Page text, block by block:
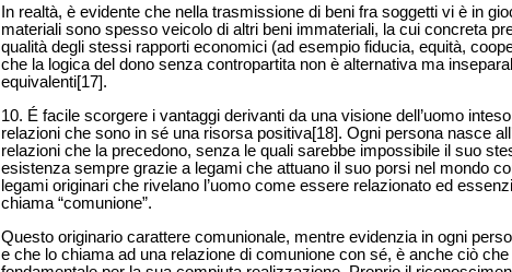
In realtà, è evidente che nella trasmissione di beni fra soggetti vi è in
materiali sono spesso veicolo di altri beni immateriali, la cui concreta
qualità degli stessi rapporti economici (ad esempio fiducia, equità,
che la logica del dono senza contropartita non è alternativa ma
equivalenti[17].
10. É facile scorgere i vantaggi derivanti da una visione dell’uomo
relazioni che sono in sé una risorsa positiva[18]. Ogni persona nasce
relazioni che la precedono, senza le quali sarebbe impossibile il suo
esistenza sempre grazie a legami che attuano il suo porsi nel mondo
legami originari che rivelano l’uomo come essere relazionato ed
chiama “comunione”.
Questo originario carattere comunionale, mentre evidenzia in ogni
e che lo chiama ad una relazione di comunione con sé, è anche ciò